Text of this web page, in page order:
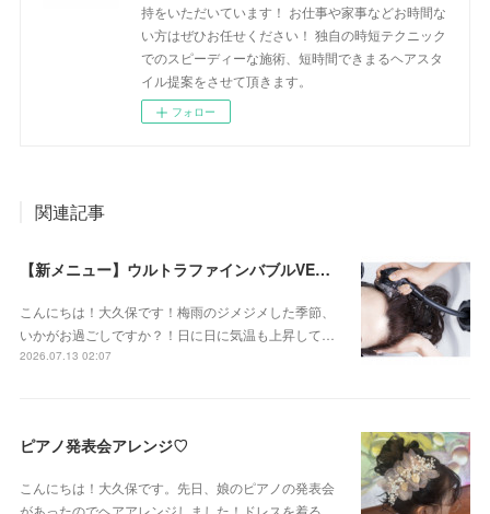
持をいただいています！ お仕事や家事などお時間な
い方はぜひお任せください！ 独自の時短テクニック
でのスピーディーな施術、短時間できまるヘアスタ
イル提案をさせて頂きます。
フォロー
関連記事
【新メニュー】ウルトラファインバブルVEENA始めました！
こんにちは！大久保です！梅雨のジメジメした季節、
いかがお過ごしですか？！日に日に気温も上昇して…
2026.07.13 02:07
ピアノ発表会アレンジ♡
こんにちは！大久保です。先日、娘のピアノの発表会